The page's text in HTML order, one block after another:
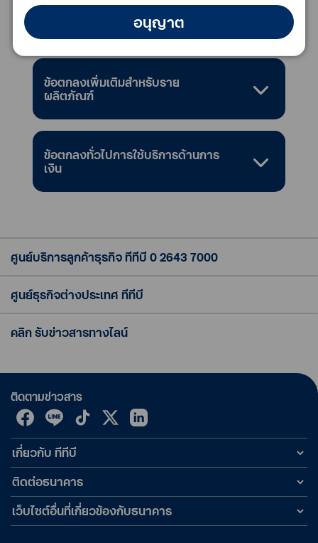
ดาวน์โหลดเอกสารเพิ่มเติม
ข้อตกลงเพิ่มเติมสำหรับราย
ผลิตภัณฑ์
ข้อตกลงทั่วไปการใช้บริการด้านการ
เงิน
อนุญาต
ศูนย์บริการลูกค้าธุรกิจ ทีทีบี 0 2643 7000
ศูนย์ธุรกิจต่างประเทศ ทีทีบี
คลิก รับข่าวสารทางไลน์
ติดตามข่าวสาร
เกี่ยวกับ ทีทีบี
ติดต่อธนาคาร
เว็บไซต์อื่นที่เกี่ยวข้องกับธนาคาร